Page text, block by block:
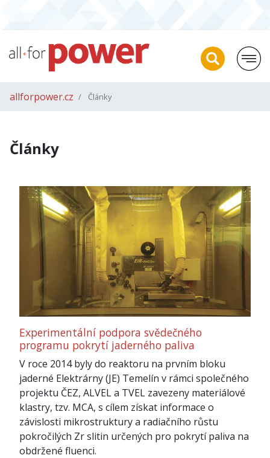
allforpower.cz Články
Články
Experimentální podpora svědečného
programu pokrytí jaderného paliva
V roce 2014 byly do reaktoru na prvním bloku
jaderné Elektrárny (JE) Temelín v rámci společného
projektu ČEZ, ALVEL a TVEL zavezeny materiálové
klastry, tzv. MCA, s cílem získat informace o
závislosti mikrostruktury a radiačního růstu
pokročilých Zr slitin určených pro pokrytí paliva na
obdržené fluenci.